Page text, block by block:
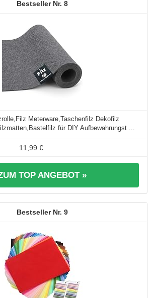
8
Meterware,Taschenfilz Dekofilz
für DIY Aufbewahrungst ...
11,99 €
TOP ANGEBOT »
9